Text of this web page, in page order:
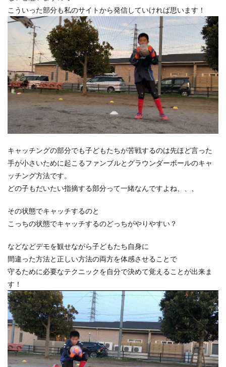
こういった部分も私のサイトから発信していければ思います！
キャッチングの部分でも子どもたちが苦戦するのは先ほど言った
手が小さいために起こるファンブルとグラウンダーボールのキャ
ッチング方法です。
どの子もだいたい指摘する部分って一緒なんですよね、、、
その状態でキャッチするのと
こっちの状態でキャッチするのどっちがやりやすい？
などなどデモを観せながら子どもたち自身に
間違った方法と正しい方法の両方を体感させることで
守るために必要なテクニックを自分で決めて覚えることが出来ま
す！